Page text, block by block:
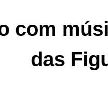
com
das